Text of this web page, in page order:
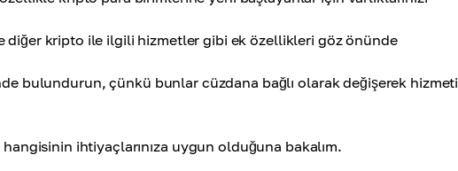
diğer kripto ile ilgili hizmetler gibi ek özellikleri göz önünde
bulundurun, çünkü bunlar cüzdana bağlı olarak değişerek hizmeti
ihtiyaçlarınıza uygun olduğuna bakalım.